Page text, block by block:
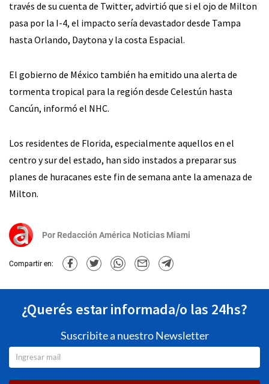
través de su cuenta de Twitter, advirtió que si el ojo de Milton
pasa por la I-4, el impacto sería devastador desde Tampa
hasta Orlando, Daytona y la costa Espacial.
El gobierno de México también ha emitido una alerta de
tormenta tropical para la región desde Celestún hasta
Cancún, informó el NHC.
Los residentes de Florida, especialmente aquellos en el
centro y sur del estado, han sido instados a preparar sus
planes de huracanes este fin de semana ante la amenaza de
Milton.
Por Redacción América Noticias Miami
Compartir en:
¿Querés estar informada/o las 24hs?
Suscribite a nuestro Newsletter